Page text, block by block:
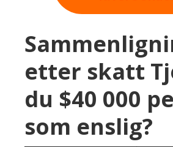
etter skatt
du $40 000
som enslig?